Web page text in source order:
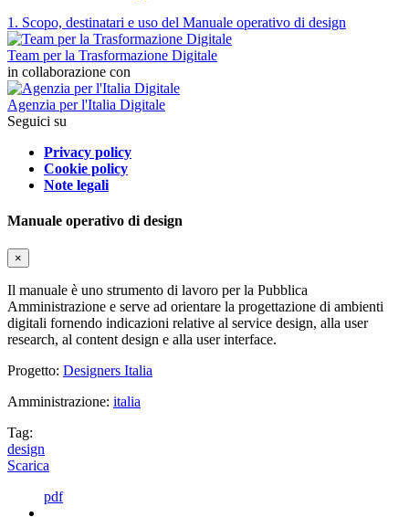
1. Scopo, destinatari e uso del Manuale operativo di design
Team per la Trasformazione Digitale
in collaborazione con
Agenzia per l'Italia Digitale
Seguici su
Privacy policy
Cookie policy
Note legali
Manuale operativo di design
×
Il manuale è uno strumento di lavoro per la Pubblica
Amministrazione e serve ad orientare la progettazione di ambienti
digitali fornendo indicazioni relative al service design, alla user
research, al content design e alla user interface.
Progetto: Designers Italia
Amministrazione: italia
Tag:
design
Scarica
pdf